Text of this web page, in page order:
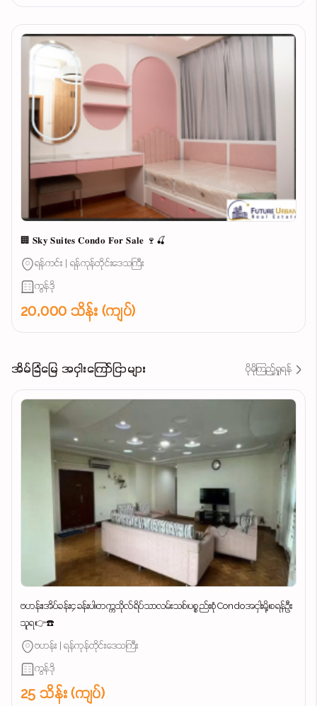
🏢 𝐒𝐤𝐲 𝐒𝐮𝐢𝐭𝐞𝐬 𝐂𝐨𝐧𝐝𝐨 𝐅𝐨𝐫 𝐒𝐚𝐥𝐞 🍷🍒
ရန်ကင်း | ရန်ကုန်တိုင်းဒေသကြီး
ကွန်ဒို
20,000 သိန်း (ကျပ်)
အိမ်ခြံမြေ အငှါးကြော်ငြာများ ပိုမိုကြည့်ရှုရန်
ဗဟန်း၊အိပ်ခန်း၄ခန်းပါ၊တက္ကသိုလ်ရိပ်သာလမ်းသစ်၊ပစ္စည်းစုံCondoအငှါးမို့၊စရန်ဦး
သူရ👉☎️
ဗဟန်း | ရန်ကုန်တိုင်းဒေသကြီး
ကွန်ဒို
25 သိန်း (ကျပ်)